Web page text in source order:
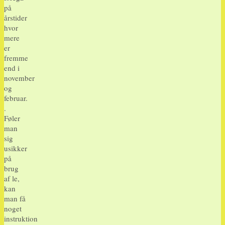
på
årstider
hvor
mere
er
fremme
end i
november
og
februar.
.
Føler
man
sig
usikker
på
brug
af le,
kan
man få
noget
instruktion